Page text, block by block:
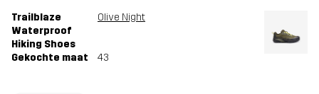
Trailblaze
Waterproof
Hiking Shoes
Olive Night
Gekochte maat 43